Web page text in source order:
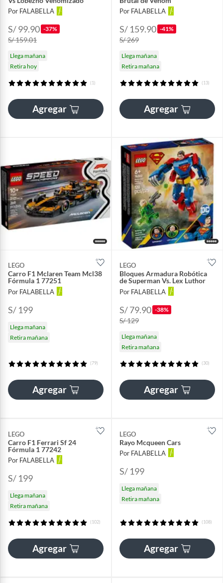
Por FALABELLA
S/ 99.90 -37%
S/ 159.01
Llega mañana
Retira hoy
(1)
Agregar
Por FALABELLA
S/ 159.90 -41%
S/ 269
Llega mañana
Retira mañana
(13)
Agregar
LEGO
Carro F1 Mclaren Team Mcl38
Fórmula 1 77251
Por FALABELLA
S/ 199
Llega mañana
Retira mañana
(79)
Agregar
LEGO
Bloques Armadura Robótica
de Superman Vs. Lex Luthor
Por FALABELLA
S/ 79.90 -38%
S/ 129
Llega mañana
Retira mañana
(30)
Agregar
LEGO
Carro F1 Ferrari Sf 24
Fórmula 1 77242
Por FALABELLA
S/ 199
Llega mañana
Retira mañana
(102)
Agregar
LEGO
Rayo Mcqueen Cars
Por FALABELLA
S/ 199
Llega mañana
Retira mañana
(108)
Agregar